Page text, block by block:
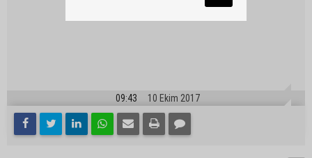
09:43 10 Ekim 2017